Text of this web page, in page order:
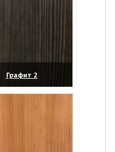
Графит 2
(увеличить)